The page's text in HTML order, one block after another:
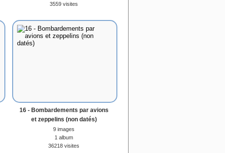
3559 visites
16 - Bombardements par avions
et zeppelins (non datés)
9 images
1 album
36218 visites